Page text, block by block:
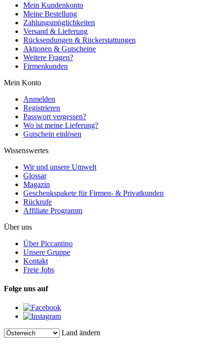
Mein Kundenkonto
Meine Bestellung
Zahlungsmöglichkeiten
Versand & Lieferung
Rücksendungen & Rückerstattungen
Aktionen & Gutscheine
Weitere Fragen?
Firmenkunden
Mein Konto
Anmelden
Registrieren
Passwort vergessen?
Wo ist meine Lieferung?
Gutschein einlösen
Wissenswertes
Wir und unsere Umwelt
Glossar
Magazin
Geschenkspakete für Firmen- & Privatkunden
Rückrufe
Affiliate Programm
Über uns
Über Piccantino
Unsere Gruppe
Kontakt
Freie Jobs
Folge uns auf
Land ändern